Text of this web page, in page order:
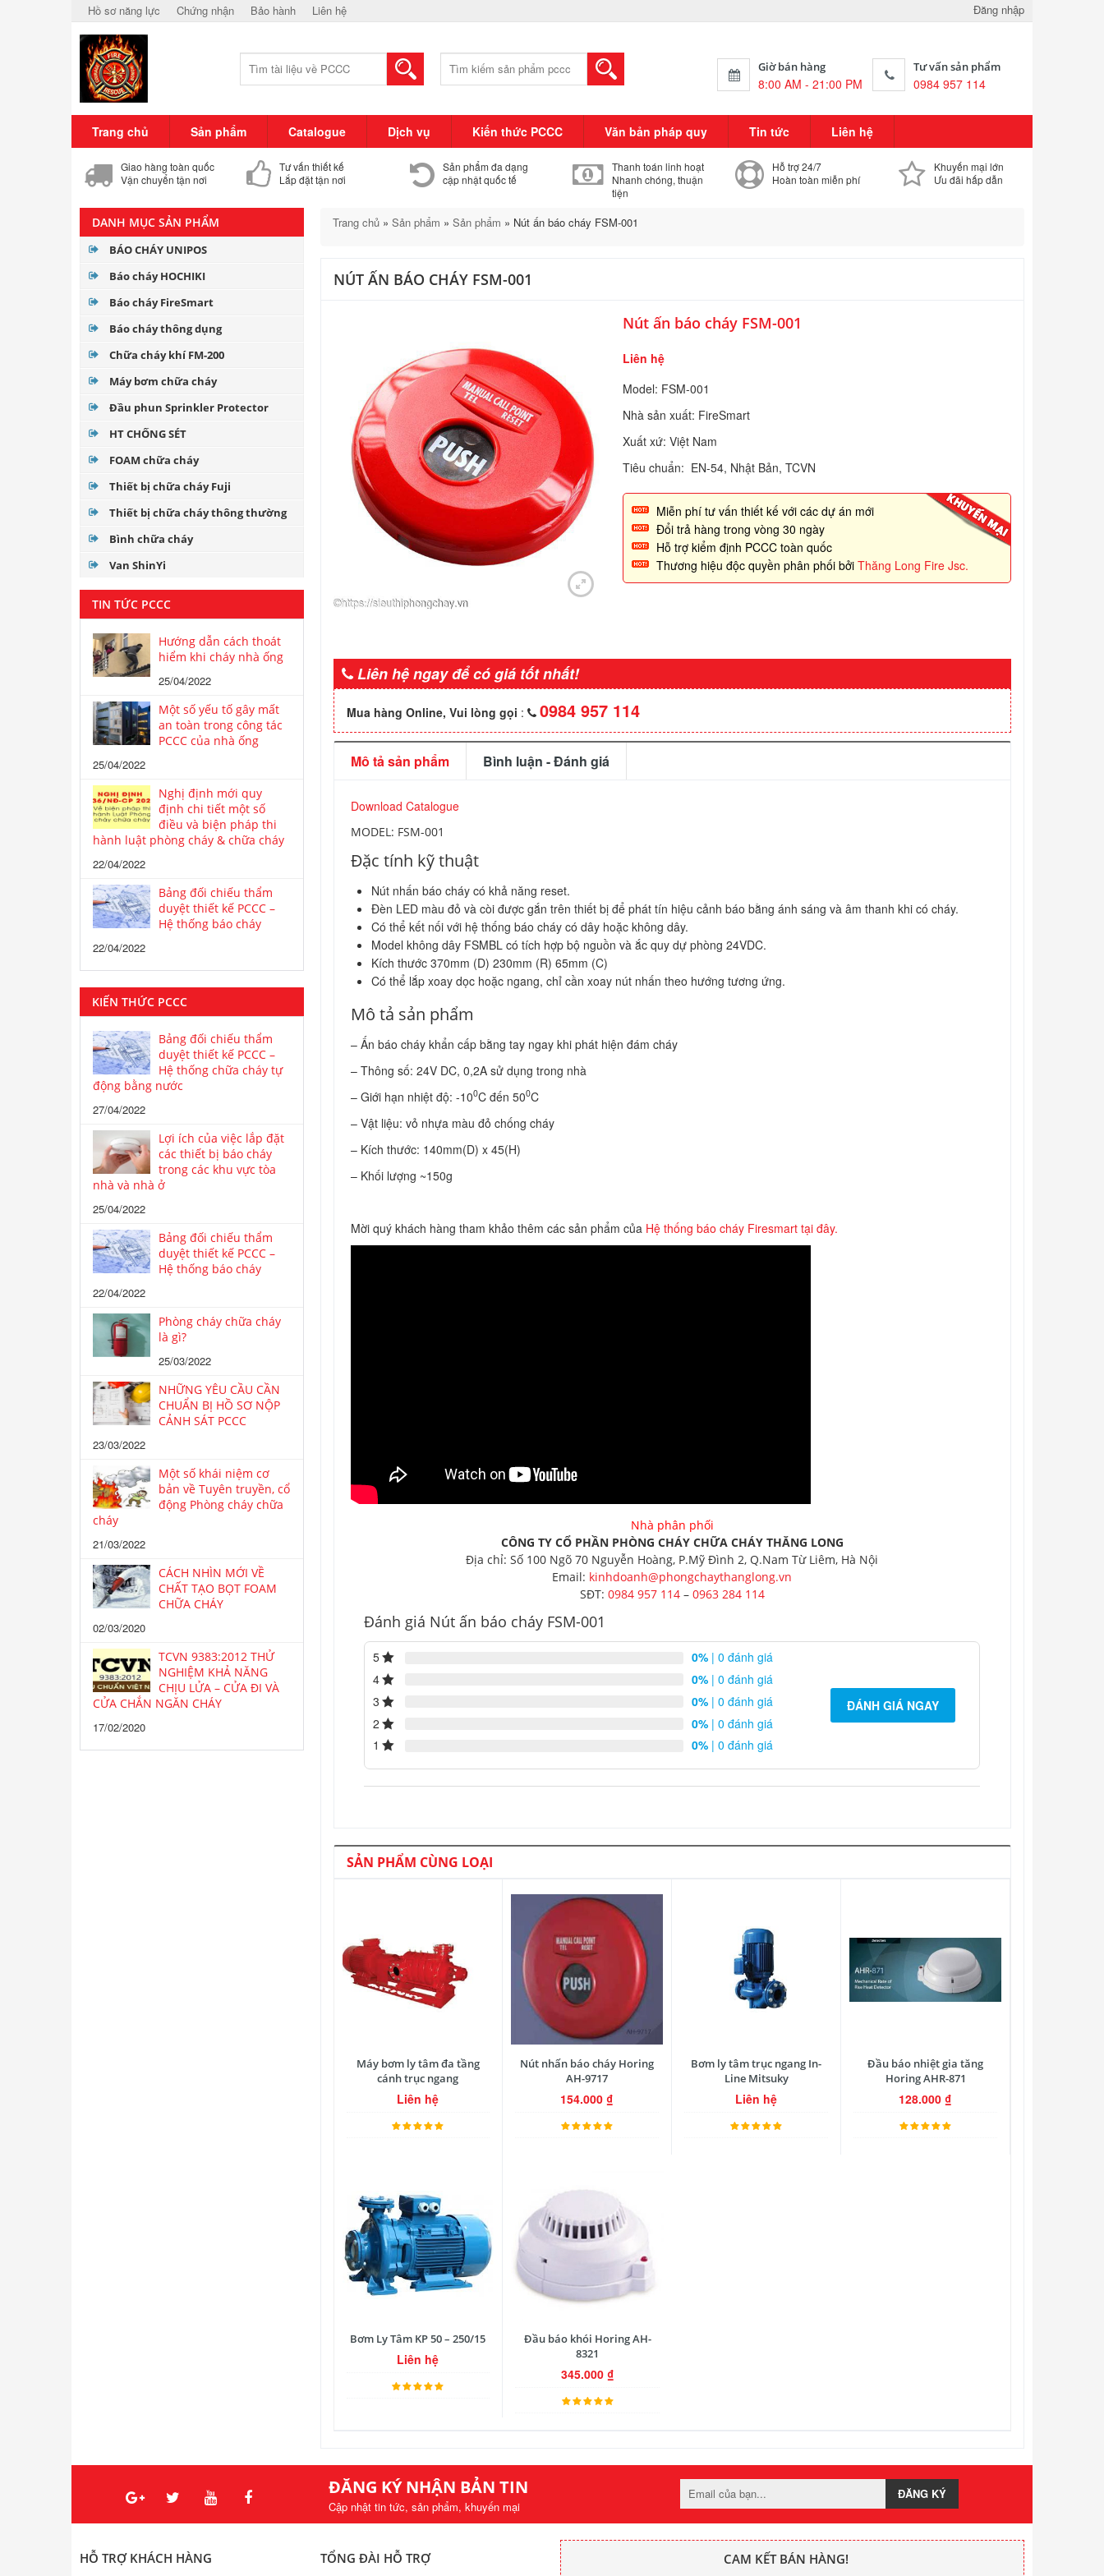
Hồ sơ năng lực Chứng nhận Bảo hành Liên hệ Đăng nhập
kiếm:
Giờ bán hàng
8:00 AM - 21:00 PM
Tư vấn sản phẩm
0984 957 114
Trang chủ Sản phẩm Catalogue Dịch vụ Kiến thức PCCC Văn bản pháp quy Tin tức Liên hệ
Giao hàng toàn quốc
Vận chuyển tận nơi
Tư vấn thiết kế
Lắp đặt tận nơi
Sản phẩm đa dạng
cập nhật quốc tế
Thanh toán linh hoạt
Nhanh chóng, thuận
tiện
Hỗ trợ 24/7
Hoàn toàn miễn phí
Khuyến mại lớn
Ưu đãi hấp dẫn
DANH MỤC SẢN PHẨM
BÁO CHÁY UNIPOS
Báo cháy HOCHIKI
Báo cháy FireSmart
Báo cháy thông dụng
Chữa cháy khí FM-200
Máy bơm chữa cháy
Đầu phun Sprinkler Protector
HT CHỐNG SÉT
FOAM chữa cháy
Thiết bị chữa cháy Fuji
Thiết bị chữa cháy thông thường
Bình chữa cháy
Van ShinYi
TIN TỨC PCCC
Hướng dẫn cách thoát
hiểm khi cháy nhà ống
25/04/2022
Một số yếu tố gây mất
an toàn trong công tác
PCCC của nhà ống
25/04/2022
Nghị định mới quy
định chi tiết một số
điều và biện pháp thi
hành luật phòng cháy & chữa cháy
22/04/2022
Bảng đối chiếu thẩm
duyệt thiết kế PCCC –
Hệ thống báo cháy
22/04/2022
KIẾN THỨC PCCC
Bảng đối chiếu thẩm
duyệt thiết kế PCCC –
Hệ thống chữa cháy tự
động bằng nước
27/04/2022
Lợi ích của việc lắp đặt
các thiết bị báo cháy
trong các khu vực tòa
nhà và nhà ở
25/04/2022
Bảng đối chiếu thẩm
duyệt thiết kế PCCC –
Hệ thống báo cháy
22/04/2022
Phòng cháy chữa cháy
là gì?
25/03/2022
NHỮNG YÊU CẦU CẦN
CHUẨN BỊ HỒ SƠ NỘP
CẢNH SÁT PCCC
23/03/2022
Một số khái niệm cơ
bản về Tuyên truyền, cổ
động Phòng cháy chữa
cháy
21/03/2022
CÁCH NHÌN MỚI VỀ
CHẤT TẠO BỌT FOAM
CHỮA CHÁY
02/03/2020
TCVN 9383:2012 THỬ
NGHIỆM KHẢ NĂNG
CHỊU LỬA – CỬA ĐI VÀ
CỬA CHẮN NGĂN CHÁY
17/02/2020
Trang chủ» Sản phẩm » Sản phẩm » Nút ấn báo cháy FSM-001
NÚT ẤN BÁO CHÁY FSM-001
Nút ấn báo cháy FSM-001
Liên hệ
Model: FSM-001
Nhà sản xuất: FireSmart
Xuất xứ: Việt Nam
Tiêu chuẩn: EN-54, Nhật Bản, TCVN
Miễn phí tư vấn thiết kế với các dự án mới
Đổi trả hàng trong vòng 30 ngày
Hỗ trợ kiểm định PCCC toàn quốc
Thương hiệu độc quyền phân phối bởi Thăng Long Fire Jsc.
Liên hệ ngay để có giá tốt nhất!
Mua hàng Online, Vui lòng gọi : 0984 957 114
Mô tả sản phẩm Bình luận - Đánh giá
Download Catalogue
MODEL: FSM-001
Đặc tính kỹ thuật
Nút nhấn báo cháy có khả năng reset.
Đèn LED màu đỏ và còi được gắn trên thiết bị để phát tín hiệu cảnh báo bằng ánh sáng và âm thanh khi có cháy.
Có thể kết nối với hệ thống báo cháy có dây hoặc không dây.
Model không dây FSMBL có tích hợp bộ nguồn và ắc quy dự phòng 24VDC.
Kích thước 370mm (D) 230mm (R) 65mm (C)
Có thể lắp xoay dọc hoặc ngang, chỉ cần xoay nút nhấn theo hướng tương ứng.
Mô tả sản phẩm
– Ấn báo cháy khẩn cấp bằng tay ngay khi phát hiện đám cháy
– Thông số: 24V DC, 0,2A sử dụng trong nhà
– Giới hạn nhiệt độ: -100C đến 500C
– Vật liệu: vỏ nhựa màu đỏ chống cháy
– Kích thước: 140mm(D) x 45(H)
– Khối lượng ~150g
Mời quý khách hàng tham khảo thêm các sản phẩm của Hệ thống báo cháy Firesmart tại đây.
Nhà phân phối
CÔNG TY CỔ PHẦN PHÒNG CHÁY CHỮA CHÁY THĂNG LONG
Địa chỉ: Số 100 Ngõ 70 Nguyễn Hoàng, P.Mỹ Đình 2, Q.Nam Từ Liêm, Hà Nội
Email: kinhdoanh@phongchaythanglong.vn
SĐT: 0984 957 114– 0963 284 114
Đánh giá Nút ấn báo cháy FSM-001
5 0% | 0 đánh giá
4
0% | 0 đánh giá
3
0% | 0 đánh giá
2
0% | 0 đánh giá
1
0% | 0 đánh giá
ĐÁNH GIÁ NGAY
SẢN PHẨM CÙNG LOẠI
Máy bơm ly tâm đa tầng
cánh trục ngang
Liên hệ
Nút nhấn báo cháy Horing
AH-9717
154.000₫
Bơm ly tâm trục ngang In-
Line Mitsuky
Liên hệ
Đầu báo nhiệt gia tăng
Horing AHR-871
128.000₫
Bơm Ly Tâm KP 50 – 250/15
Liên hệ
Đầu báo khói Horing AH-
8321
345.000 ₫
ĐĂNG KÝ NHẬN BẢN TIN
Cập nhật tin tức, sản phẩm, khuyến mại
ĐĂNG KÝ
HỖ TRỢ KHÁCH HÀNG TỔNG ĐÀI HỖ TRỢ CAM KẾT BÁN HÀNG!